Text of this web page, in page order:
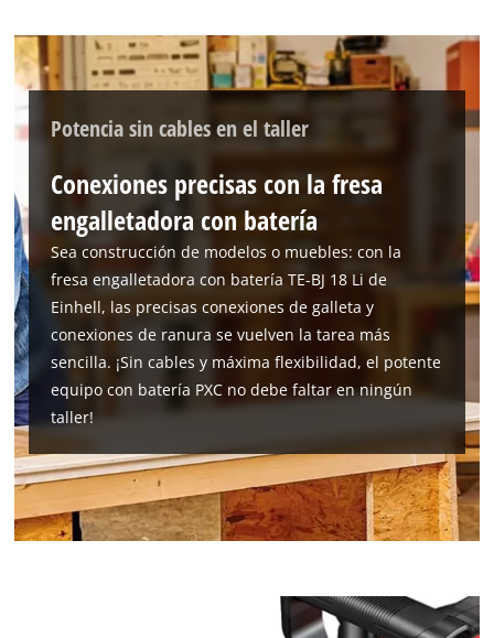
Potencia sin cables en el taller
Conexiones precisas con la fresa
engalletadora con batería
Sea construcción de modelos o muebles: con la
fresa engalletadora con batería TE-BJ 18 Li de
Einhell, las precisas conexiones de galleta y
conexiones de ranura se vuelven la tarea más
sencilla. ¡Sin cables y máxima flexibilidad, el potente
equipo con batería PXC no debe faltar en ningún
taller!